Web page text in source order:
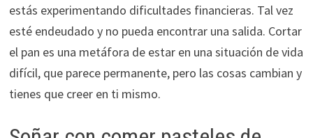
estás experimentando dificultades financieras. Tal vez
esté endeudado y no pueda encontrar una salida. Cortar
el pan es una metáfora de estar en una situación de vida
difícil, que parece permanente, pero las cosas cambian y
tienes que creer en ti mismo.